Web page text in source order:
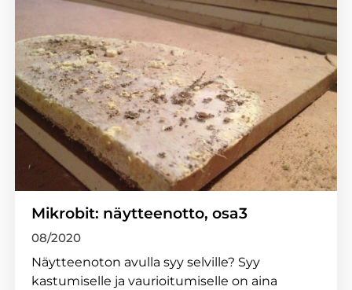
Mikrobit: näytteenotto, osa3
08/2020
Näytteenoton avulla syy selville? Syy
kastumiselle ja vaurioitumiselle on aina